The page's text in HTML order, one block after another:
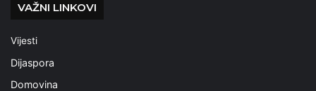
VAŽNI LINKOVI
Vijesti
Dijaspora
Domovina